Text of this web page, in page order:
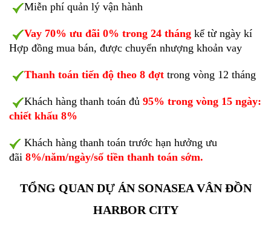
Miễn phí quản lý vận hành
Vay 70% ưu đãi 0% trong 24 tháng kể từ ngày kí
Hợp đồng mua bán, được chuyển nhượng khoản vay
Thanh toán tiến độ theo 8 đợt trong vòng 12 tháng
Khách hàng thanh toán đủ 95% trong vòng 15 ngày:
chiết khấu 8%
Khách hàng thanh toán trước hạn hưởng ưu
đãi 8%/năm/ngày/số tiền thanh toán sớm.
TỔNG QUAN DỰ ÁN SONASEA VÂN ĐỒN
HARBOR CITY